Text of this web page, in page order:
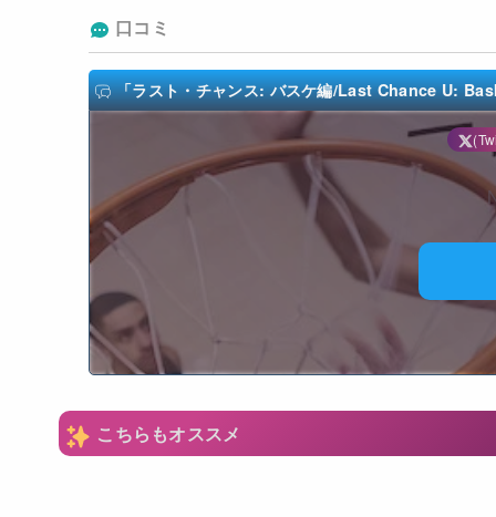
口コミ
「ラスト・チャンス: バスケ編/Last Chance U:
こちらもオススメ